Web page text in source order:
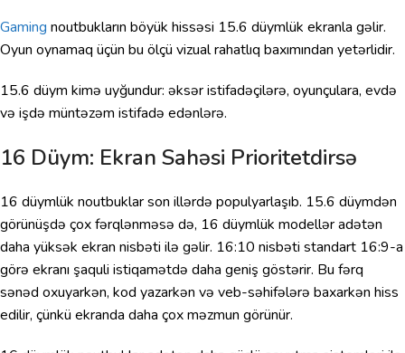
Gaming noutbukların böyük hissəsi 15.6 düymlük ekranla gəlir.
Oyun oynamaq üçün bu ölçü vizual rahatlıq baxımından yetərlidir.
15.6 düym kimə uyğundur: əksər istifadəçilərə, oyunçulara, evdə
və işdə müntəzəm istifadə edənlərə.
16 Düym: Ekran Sahəsi Prioritetdirsə
16 düymlük noutbuklar son illərdə populyarlaşıb. 15.6 düymdən
görünüşdə çox fərqlənməsə də, 16 düymlük modellər adətən
daha yüksək ekran nisbəti ilə gəlir. 16:10 nisbəti standart 16:9-a
görə ekranı şaquli istiqamətdə daha geniş göstərir. Bu fərq
sənəd oxuyarkən, kod yazarkən və veb-səhifələrə baxarkən hiss
edilir, çünkü ekranda daha çox məzmun görünür.